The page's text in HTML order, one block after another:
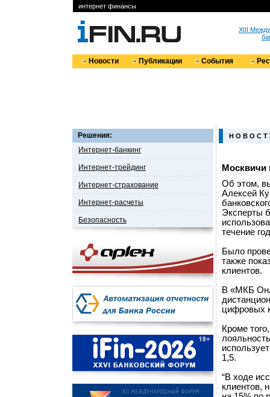
интернет финансы
XIII
Новости Публикации События
Решения:
Интернет-банкинг
Интернет-трейдинг
Интернет-страхование
Интернет-расчеты
Безопасность
Н О В О С Т
Москвичи
Об этом,
Алексей
Эксперты
течение
Было
также
клиентов.
В «МКБ
цифровых
Кроме
1,5.
“В ходе
клиентов,